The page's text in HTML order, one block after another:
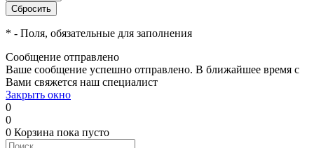
* - Поля, обязательные для заполнения
Сообщение отправлено
Ваше сообщение успешно отправлено. В ближайшее время с
Вами свяжется наш специалист
Закрыть окно
0
0
0 Корзина пока пусто